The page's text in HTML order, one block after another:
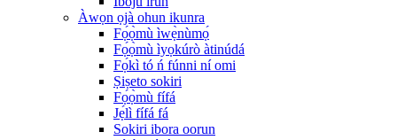
Àwọn ọjà ohun ikunra
Fọ́ọ̀mù ìwẹ̀nùmọ́
Fọ́ọ̀mù ìyọkúrò àtinúdá
Fọ́kì tó ń fúnni ní omi
Ṣiṣeto sokiri
Fọ́ọ̀mù fífá
Jẹ́lì fífá fá
Sokiri ibora oorun